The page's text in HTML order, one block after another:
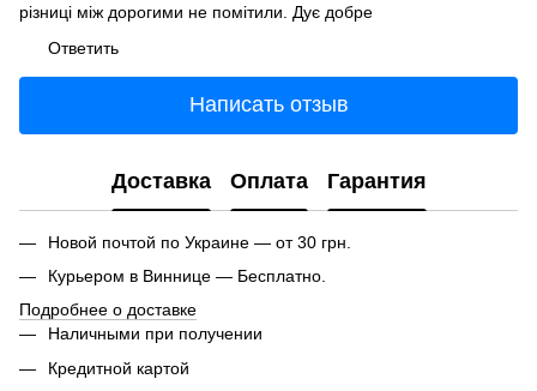
різниці між дорогими не помітили. Дує добре
Ответить
Написать отзыв
Доставка Оплата Гарантия
Новой почтой по Украине — от 30 грн.
Курьером в Виннице — Бесплатно.
Подробнее о доставке
Наличными при получении
Кредитной картой